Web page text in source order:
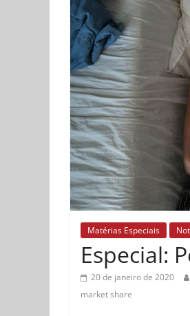
Matérias Especiais
Especial:
20 de janeiro de 2020
market share